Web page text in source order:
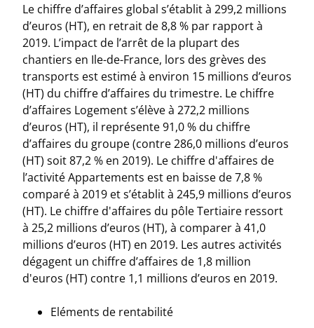
Le chiffre d’affaires global s’établit à 299,2 millions
d’euros (HT), en retrait de 8,8 % par rapport à
2019. L’impact de l’arrêt de la plupart des
chantiers en Ile-de-France, lors des grèves des
transports est estimé à environ 15 millions d’euros
(HT) du chiffre d’affaires du trimestre. Le chiffre
d’affaires Logement s’élève à 272,2 millions
d’euros (HT), il représente 91,0 % du chiffre
d’affaires du groupe (contre 286,0 millions d’euros
(HT) soit 87,2 % en 2019). Le chiffre d'affaires de
l’activité Appartements est en baisse de 7,8 %
comparé à 2019 et s’établit à 245,9 millions d’euros
(HT). Le chiffre d'affaires du pôle Tertiaire ressort
à 25,2 millions d’euros (HT), à comparer à 41,0
millions d’euros (HT) en 2019. Les autres activités
dégagent un chiffre d’affaires de 1,8 million
d'euros (HT) contre 1,1 millions d’euros en 2019.
Eléments de rentabilité